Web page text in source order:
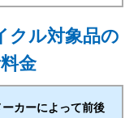
クル対象品の
金
カーによって前後